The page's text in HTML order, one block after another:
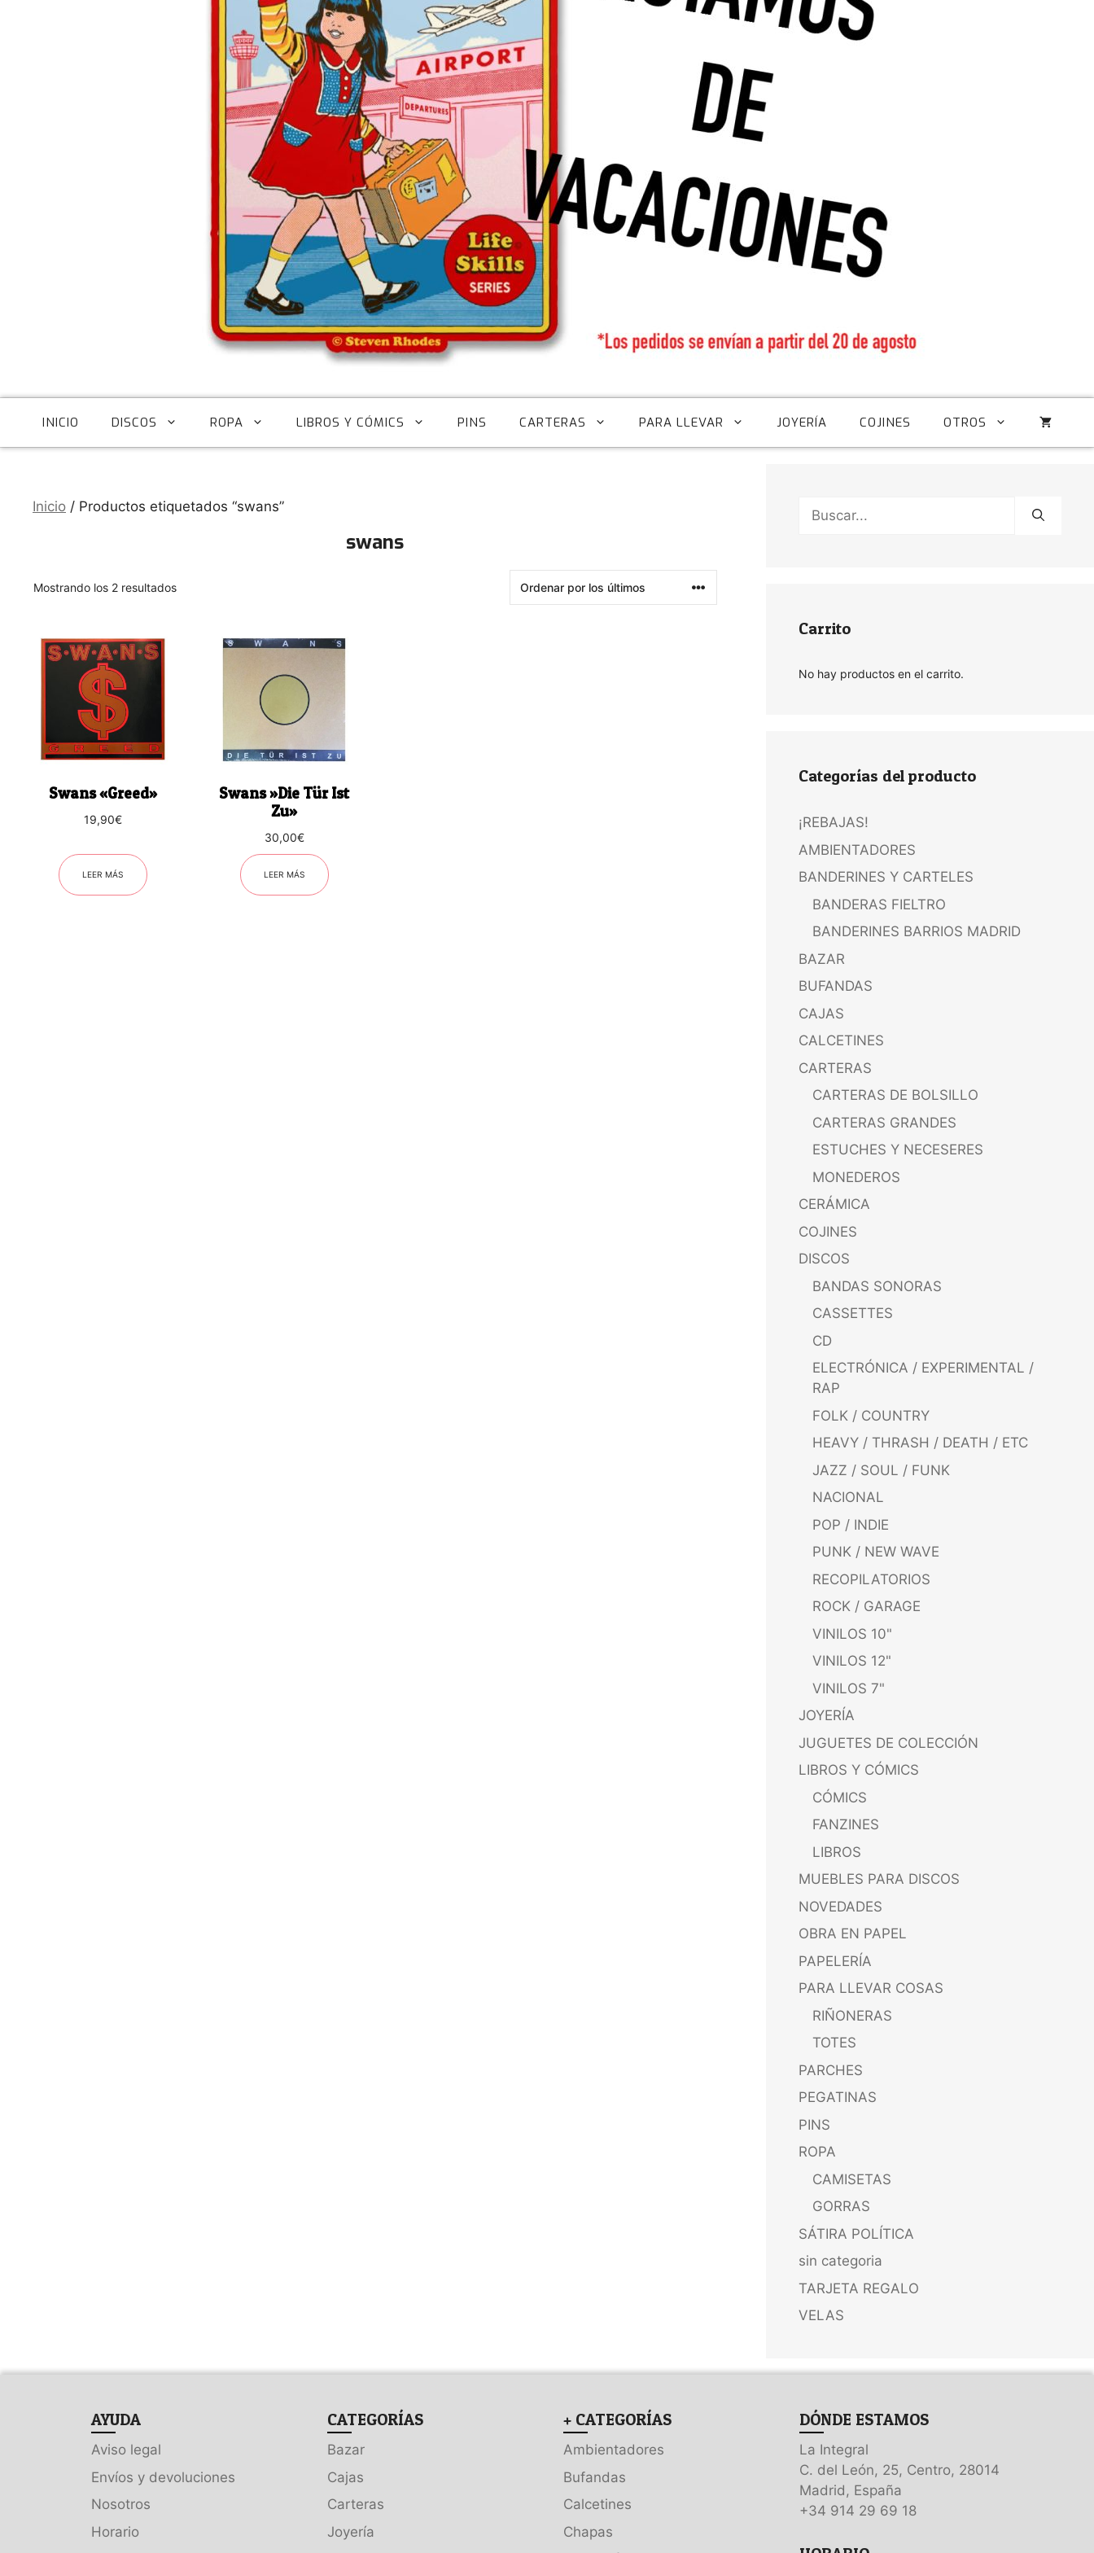
INICIO DISCOS ROPA LIBROS Y CÓMICS PINS CARTERAS PARA LLEVAR JOYERÍA COJINES OTROS
Inicio / Productos etiquetados “swans”
swans
Mostrando los 2 resultadosOrdenado
Swans «Greed»
19,90€
LEER MÁS
Swans ‎»Die Tür Ist
Zu»
30,00€
LEER MÁS
Buscar:
Carrito
No hay productos en el carrito.
Categorías del producto
¡REBAJAS!
AMBIENTADORES
BANDERINES Y CARTELES
BANDERAS FIELTRO
BANDERINES BARRIOS MADRID
BAZAR
BUFANDAS
CAJAS
CALCETINES
CARTERAS
CARTERAS DE BOLSILLO
CARTERAS GRANDES
ESTUCHES Y NECESERES
MONEDEROS
CERÁMICA
COJINES
DISCOS
BANDAS SONORAS
CASSETTES
CD
ELECTRÓNICA / EXPERIMENTAL /
RAP
FOLK / COUNTRY
HEAVY / THRASH / DEATH / ETC
JAZZ / SOUL / FUNK
NACIONAL
POP / INDIE
PUNK / NEW WAVE
RECOPILATORIOS
ROCK / GARAGE
VINILOS 10"
VINILOS 12"
VINILOS 7"
JOYERÍA
JUGUETES DE COLECCIÓN
LIBROS Y CÓMICS
CÓMICS
FANZINES
LIBROS
MUEBLES PARA DISCOS
NOVEDADES
OBRA EN PAPEL
PAPELERÍA
PARA LLEVAR COSAS
RIÑONERAS
TOTES
PARCHES
PEGATINAS
PINS
ROPA
CAMISETAS
GORRAS
SÁTIRA POLÍTICA
sin categoria
TARJETA REGALO
VELAS
AYUDA
Aviso legal
Envíos y devoluciones
Nosotros
Horario
CATEGORÍAS
Bazar
Cajas
Carteras
Joyería
+ CATEGORÍAS
Ambientadores
Bufandas
Calcetines
Chapas
DÓNDE ESTAMOS
La Integral
C. del León, 25, Centro, 28014
Madrid, España
+34 914 29 69 18